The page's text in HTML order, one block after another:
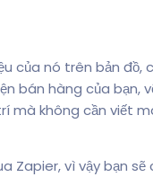
của nó trên bản đồ,
bán hàng của bạn,
không cần viết
Zapier, vì vậy bạn